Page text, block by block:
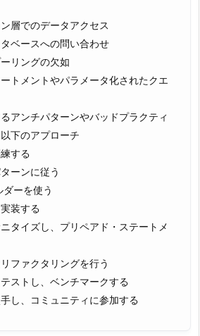
層でのデータアクセス
ベースへの問い合わせ
リングの欠如
トメントやパラメータ化されたクエ
アンチパターンやバッドプラクティ
下のアプローチ
する
ーンに従う
ダーを使う
装する
タイズし、プリペアド・ステートメ
ファクタリングを行う
ストし、ベンチマークする
し、コミュニティに参加する